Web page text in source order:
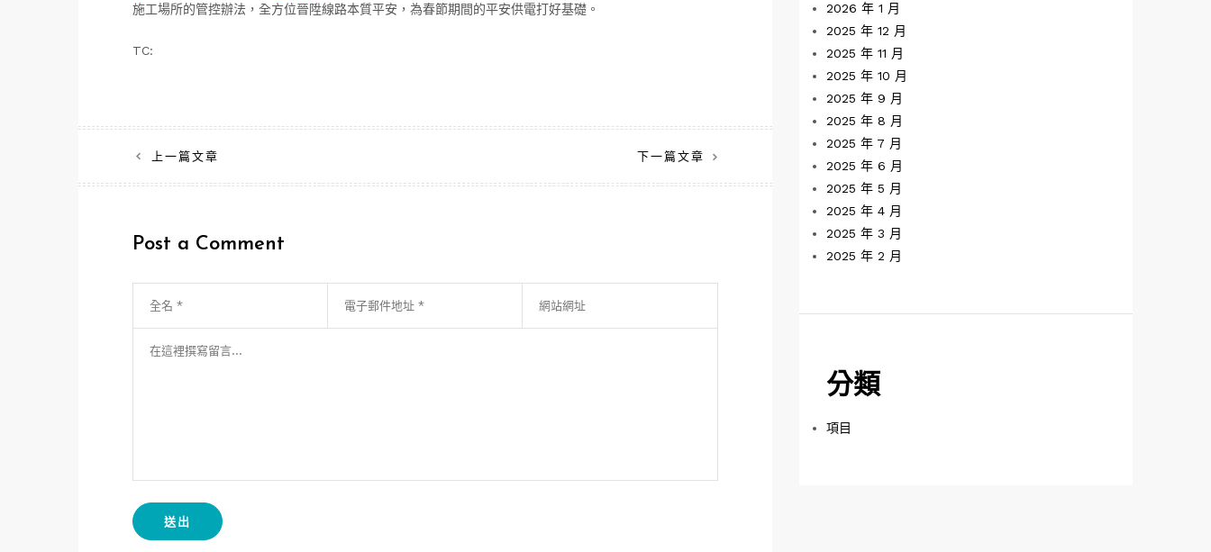
施工場所的管控辦法，全方位晉陞線路本質平安，為春節期間的平安供電打好基礎。
TC:
文
章
覽
上一篇文章 下一篇文章
Post a Comment
2026 年 1 月
2025 年 12 月
2025 年 11 月
2025 年 10 月
2025 年 9 月
2025 年 8 月
2025 年 7 月
2025 年 6 月
2025 年 5 月
2025 年 4 月
2025 年 3 月
2025 年 2 月
分類
項目